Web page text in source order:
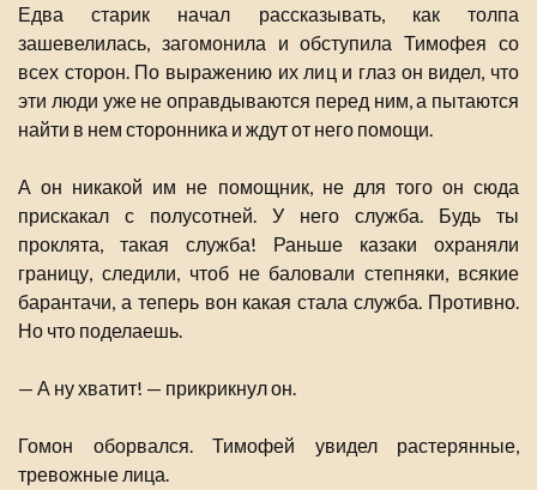
Едва старик начал рассказывать, как толпа
зашевелилась, загомонила и обступила Тимофея со
всех сторон. По выражению их лиц и глаз он видел, что
эти люди уже не оправдываются перед ним, а пытаются
найти в нем сторонника и ждут от него помощи.
А он никакой им не помощник, не для того он сюда
прискакал с полусотней. У него служба. Будь ты
проклята, такая служба! Раньше казаки охраняли
границу, следили, чтоб не баловали степняки, всякие
барантачи, а теперь вон какая стала служба. Противно.
Но что поделаешь.
— А ну хватит! — прикрикнул он.
Гомон оборвался. Тимофей увидел растерянные,
тревожные лица.